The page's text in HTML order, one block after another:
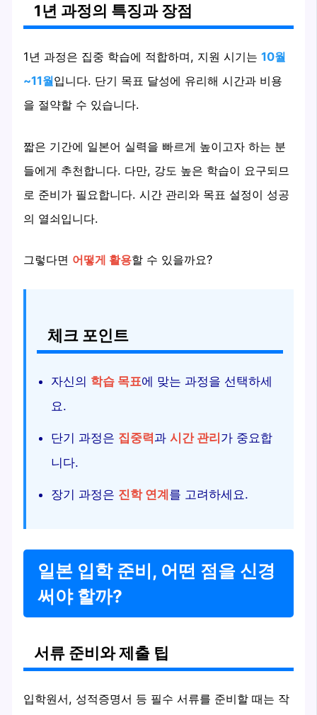
1년 과정의 특징과 장점
1년 과정은 집중 학습에 적합하며, 지원 시기는10월
~11월입니다. 단기 목표 달성에 유리해 시간과 비용
을 절약할 수 있습니다.
짧은 기간에 일본어 실력을 빠르게 높이고자 하는 분
들에게 추천합니다. 다만, 강도 높은 학습이 요구되므
로 준비가 필요합니다. 시간 관리와 목표 설정이 성공
의 열쇠입니다.
그렇다면 어떻게 활용할 수 있을까요?
체크 포인트
자신의 학습 목표에 맞는 과정을 선택하세
요.
단기 과정은 집중력과시간 관리가 중요합
니다.
장기 과정은 진학 연계를 고려하세요.
일본 입학 준비, 어떤 점을 신경
써야 할까?
서류 준비와 제출 팁
입학원서, 성적증명서 등 필수 서류를 준비할 때는 작